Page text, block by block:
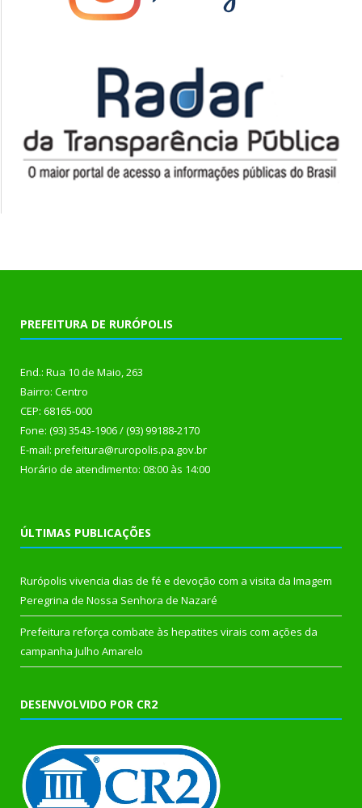
PREFEITURA DE RURÓPOLIS
End.: Rua 10 de Maio, 263
Bairro: Centro
CEP: 68165-000
Fone: (93) 3543-1906 / (93) 99188-2170
E-mail: prefeitura@ruropolis.pa.gov.br
Horário de atendimento: 08:00 às 14:00
ÚLTIMAS PUBLICAÇÕES
Rurópolis vivencia dias de fé e devoção com a visita da Imagem
Peregrina de Nossa Senhora de Nazaré
Prefeitura reforça combate às hepatites virais com ações da
campanha Julho Amarelo
DESENVOLVIDO POR CR2